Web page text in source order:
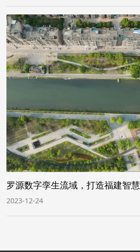
罗源数字孪生流域，打造福建智
2023-12-24